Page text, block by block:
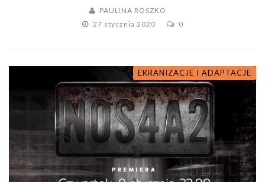
PAULINA ROSZKO
27 stycznia 2020
0
EKRANIZACJE I ADAPTACJE